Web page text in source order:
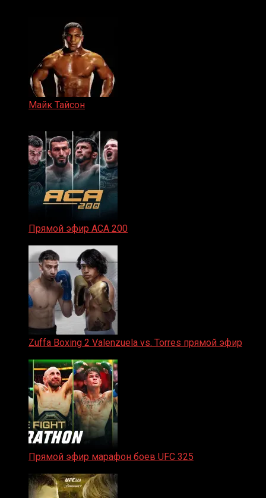
Майк Тайсон
Прямой эфир ACA 200
Zuffa Boxing 2 Valenzuela vs. Torres прямой эфир
Прямой эфир марафон боев UFC 325